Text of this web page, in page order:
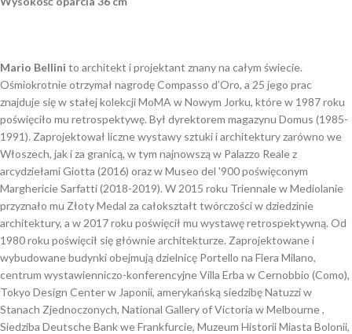
Mario Bellini to architekt i projektant znany na całym świecie.
Ośmiokrotnie otrzymał nagrodę Compasso d’Oro, a 25 jego prac
znajduje się w stałej kolekcji MoMA w Nowym Jorku, które w 1987 roku
poświęciło mu retrospektywę. Był dyrektorem magazynu Domus (1985-
1991). Zaprojektował liczne wystawy sztuki i architektury zarówno we
Włoszech, jak i za granicą, w tym najnowszą w Palazzo Reale z
arcydziełami Giotta (2016) oraz w Museo del '900 poświęconym
Marghericie Sarfatti (2018-2019). W 2015 roku Triennale w Mediolanie
przyznało mu Złoty Medal za całokształt twórczości w dziedzinie
architektury, a w 2017 roku poświęcił mu wystawę retrospektywną. Od
1980 roku poświęcił się głównie architekturze. Zaprojektowane i
wybudowane budynki obejmują dzielnicę Portello na Fiera Milano,
centrum wystawienniczo-konferencyjne Villa Erba w Cernobbio (Como),
Tokyo Design Center w Japonii, amerykańską siedzibę Natuzzi w
Stanach Zjednoczonych, National Gallery of Victoria w Melbourne ,
Siedziba Deutsche Bank we Frankfurcie, Muzeum Historii Miasta Bolonii,